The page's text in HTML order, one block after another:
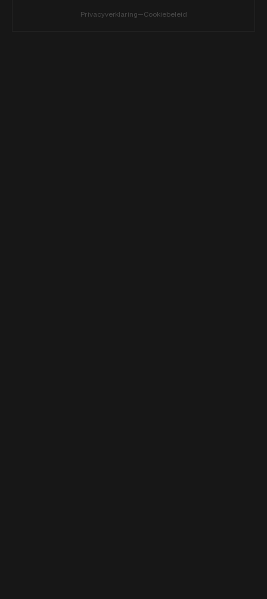
Privacyverklaring—Cookiebeleid